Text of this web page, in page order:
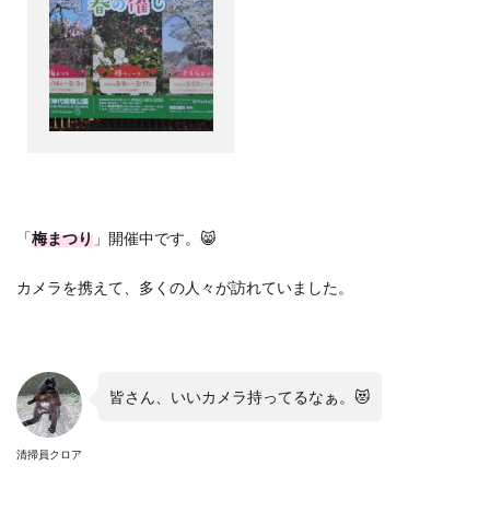
「梅まつり 」開催中です。😸
カメラを携えて、多くの人々が訪れていました。
清掃員クロア
皆さん、いいカメラ持ってるなぁ。😻